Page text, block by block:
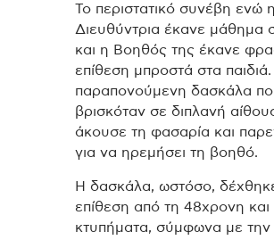
Το περιστατικό συνέβη ενώ η
Διευθύντρια έκανε μάθημα
και η Βοηθός της έκανε
επίθεση μπροστά στα παιδιά.
παραπονούμενη δασκάλα
βρισκόταν σε διπλανή
άκουσε τη φασαρία και
για να ηρεμήσει τη βοηθό.
Η δασκάλα, ωστόσο,
επίθεση από τη 48χρονη και
κτυπήματα, σύμφωνα με την